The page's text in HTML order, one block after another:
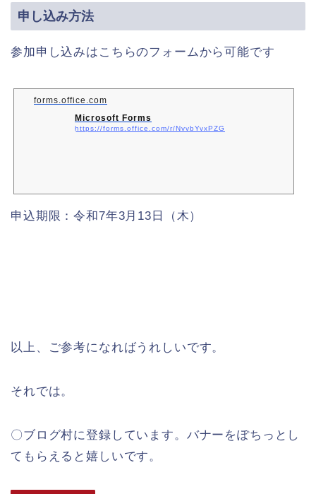
申し込み方法
参加申し込みはこちらのフォームから可能です
forms.office.com
Microsoft Forms
https://forms.office.com/r/NvvbYvxPZG
申込期限：令和7年3月13日（木）
以上、ご参考になればうれしいです。
それでは。
〇ブログ村に登録しています。バナーをぽちっとし
てもらえると嬉しいです。